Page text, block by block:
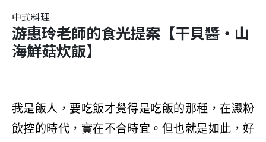
中式料理
游惠玲老師的食光提案【干貝醬・山
海鮮菇炊飯】
我是飯人，要吃飯才覺得是吃飯的那種，在澱粉
飲控的時代，實在不合時宜。但也就是如此，好